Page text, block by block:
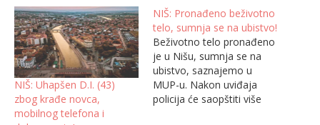
NIŠ: Uhapšen D.I. (43)
zbog krađe novca,
mobilnog telefona i
NIŠ: Pronađeno beživotno
telo, sumnja se na ubistvo!
Beživotno telo pronađeno
je u Nišu, sumnja se na
ubistvo, saznajemo u
MUP-u. Nakon uviđaja
policija će saopštiti više